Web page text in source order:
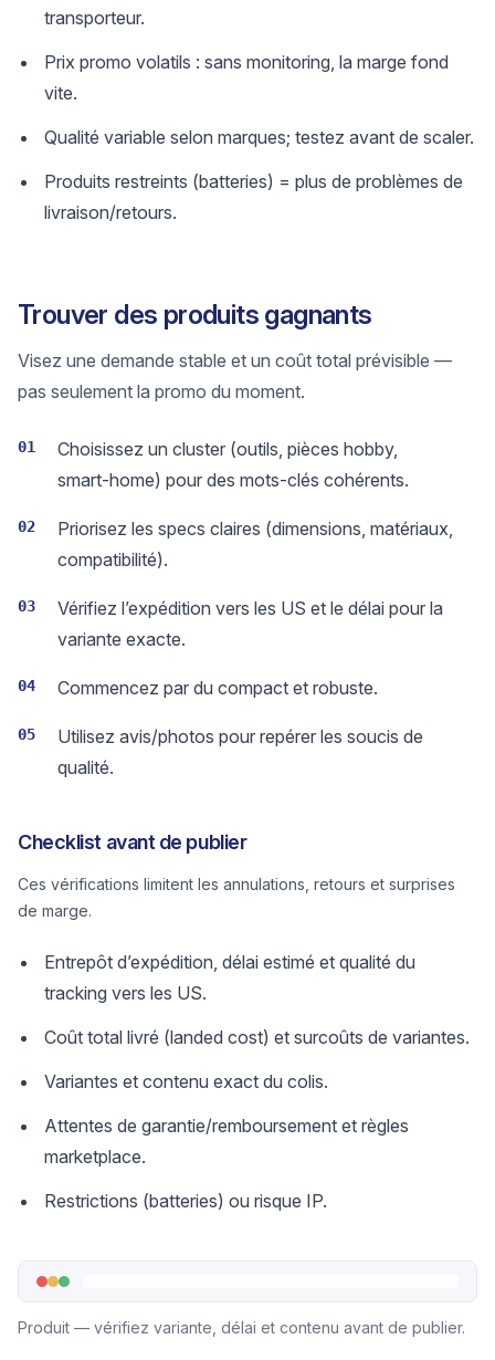
transporteur.
Prix promo volatils : sans monitoring, la marge fond
vite.
Qualité variable selon marques; testez avant de scaler.
Produits restreints (batteries) = plus de problèmes de
livraison/retours.
Trouver des produits gagnants
Visez une demande stable et un coût total prévisible —
pas seulement la promo du moment.
01
Choisissez un cluster (outils, pièces hobby,
smart‑home) pour des mots-clés cohérents.
02
Priorisez les specs claires (dimensions, matériaux,
compatibilité).
03
Vérifiez l’expédition vers les US et le délai pour la
variante exacte.
04 Commencez par du compact et robuste.
05
Utilisez avis/photos pour repérer les soucis de
qualité.
Checklist avant de publier
Ces vérifications limitent les annulations, retours et surprises
de marge.
Entrepôt d’expédition, délai estimé et qualité du
tracking vers les US.
Coût total livré (landed cost) et surcoûts de variantes.
Variantes et contenu exact du colis.
Attentes de garantie/remboursement et règles
marketplace.
Restrictions (batteries) ou risque IP.
Produit — vérifiez variante, délai et contenu avant de publier.